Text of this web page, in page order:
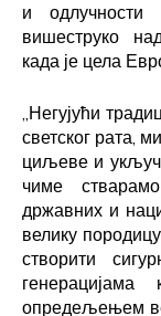
и
вишеструко
када је цела
„Негујући
светског рата,
циљеве и
чиме
државних и
велику
створити
опредељењем